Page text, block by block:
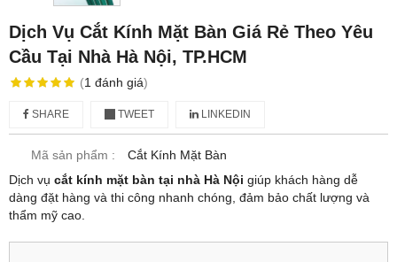
Dịch Vụ Cắt Kính Mặt Bàn Giá Rẻ Theo Yêu
Cầu Tại Nhà Hà Nội, TP.HCM
(1 đánh giá)
SHARE TWEET LINKEDIN
Mã sản phẩm :
Cắt Kính Mặt Bàn
Dịch vụ cắt kính mặt bàn tại nhà Hà Nội giúp khách hàng dễ
dàng đặt hàng và thi công nhanh chóng, đảm bảo chất lượng và
thẩm mỹ cao.